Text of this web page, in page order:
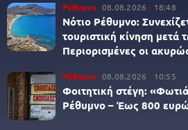
Ρέθυμνο 08.08.2026 18:48
Νότιο Ρέθυμνο:
τουριστική κίνηση μετά
Περιορισμένες οι
Ρέθυμνο 08.08.2026 10:55
Φοιτητική στέγη:
Ρέθυμνο – Έως 800 ευρώ